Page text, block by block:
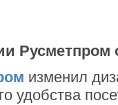
Русметпром
изменил
удобства